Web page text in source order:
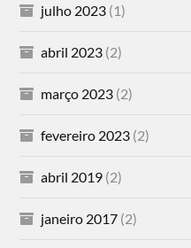
julho 2023 (1)
abril 2023 (2)
março 2023 (2)
fevereiro 2023 (2)
abril 2019 (2)
janeiro 2017 (2)